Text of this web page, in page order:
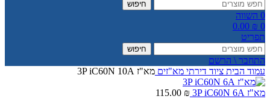
חיפוש
0 השווה
0
0.00 ₪
תפריט
חיפוש
התחבר \ הרשם
עמוד הבית ציוד דירתי מא"זים מא"ז 3P iC60N 10A
מא"ז 3P iC60N 6A 115.00 ₪